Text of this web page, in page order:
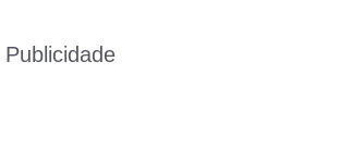
Publicidade